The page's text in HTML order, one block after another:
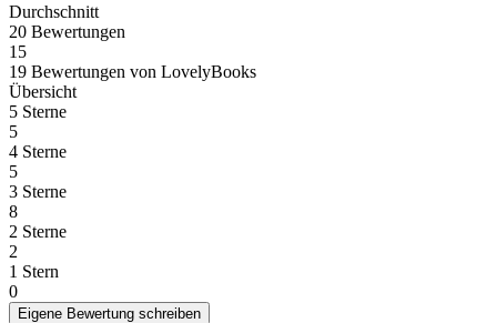
Durchschnitt
20 Bewertungen
15
19 Bewertungen von LovelyBooks
Übersicht
5 Sterne
5
4 Sterne
5
3 Sterne
8
2 Sterne
2
1 Stern
0
Eigene Bewertung schreiben